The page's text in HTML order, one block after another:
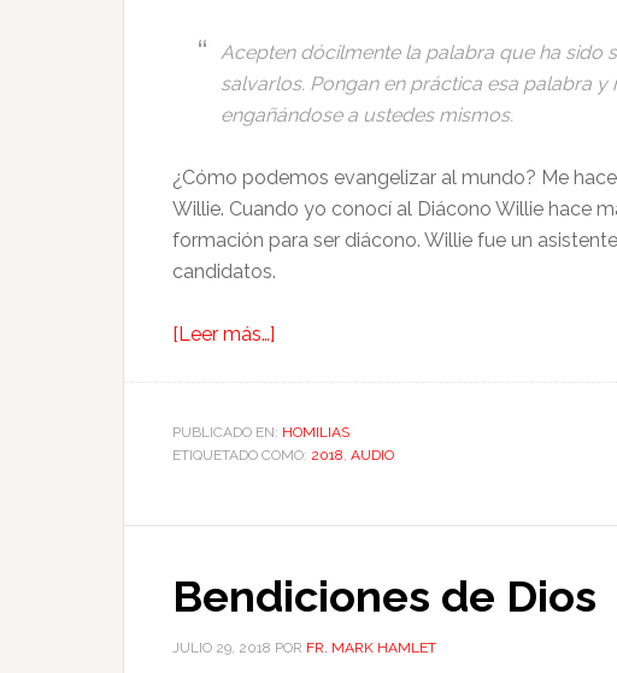
Acepten dócilmente la palabra que ha sido
salvarlos. Pongan en práctica esa palabra y
engañándose a ustedes mismos.
¿Cómo podemos evangelizar al mundo? Me
Willie. Cuando yo conocí al Diácono Willie hace
formación para ser diácono. Willie fue un
candidatos.
[Leer más…]
PUBLICADO EN: HOMILIAS
ETIQUETADO COMO: 2018, AUDIO
Bendiciones de Dios
JULIO 29, 2018 POR FR. MARK HAMLET